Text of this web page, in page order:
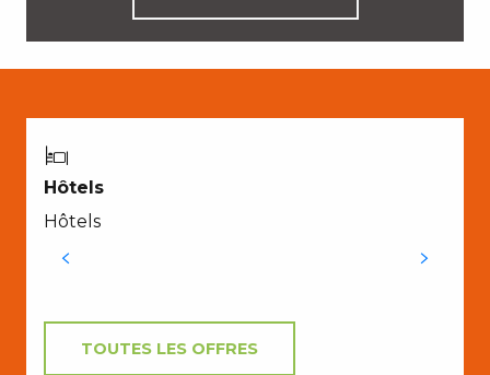
Hôtels
Hôtels
TOUTES LES OFFRES